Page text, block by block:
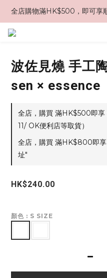
全店購物滿HK$500，即可享
波佐見燒 手工
sen × essence
全店，購買 滿HK$500即享
11/ OK便利店等取貨）
全店，購買 滿HK$800即
址"
HK$240.00
顏色 : S SIZE